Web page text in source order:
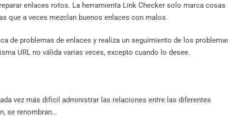
enlaces rotos. La herramienta Link Checker solo marca cosas
que a veces mezclan buenos enlaces con malos.
de problemas de enlaces y realiza un seguimiento de los
URL no válida varias veces, excepto cuando lo desee.
vez más difícil administrar las relaciones entre las diferentes
se renombran…